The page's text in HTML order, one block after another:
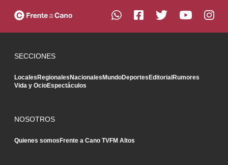
SECCIONES
LocalesRegionalesNacionalesMundoDeportesEditorialRumores
Vida y OcioEspectáculos
NOSOTROS
Quienes somosFrente a Cano TVFM Altos